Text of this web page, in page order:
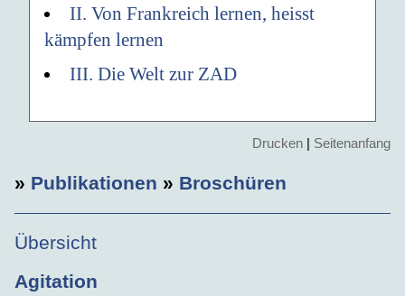
II. Von Frankreich lernen, heisst
kämpfen lernen
III. Die Welt zur ZAD
Drucken | Seitenanfang
» Publikationen » Broschüren
Übersicht
Agitation